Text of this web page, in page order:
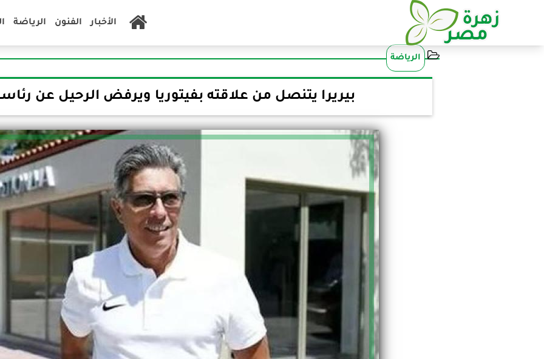
الأخبار الفنون الرياضة
الرياضة
بيريرا يتنصل من علاقته بفيتوريا ويرفض الرحيل عن